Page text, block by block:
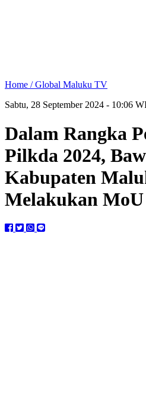
Home /Global Maluku TV
Sabtu, 28 September 2024 - 10:06
Dalam Rangka
Pilkda 2024,
Kabupaten
Melakukan MoU